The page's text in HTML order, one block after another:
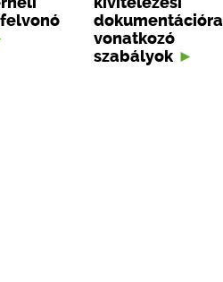
dokumentációra
vonatkozó
szabályok